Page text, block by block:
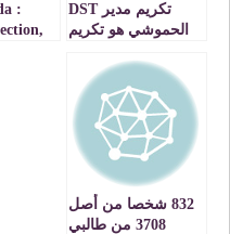
تكريم مدير DST
الحموشي هو تكريم
:
832 شخصا من أصل
3708 من طالبي